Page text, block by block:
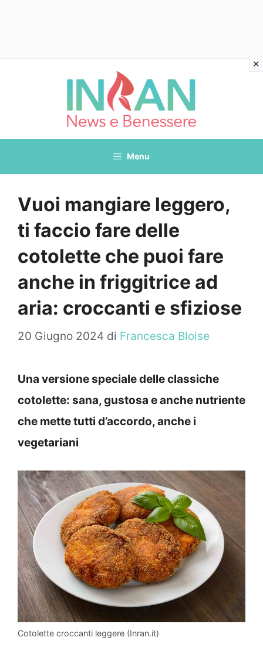
Menu
Vuoi mangiare leggero,
ti faccio fare delle
cotolette che puoi fare
anche in friggitrice ad
aria: croccanti e sfiziose
20 Giugno 2024 di Francesca Bloise
Una versione speciale delle classiche
cotolette: sana, gustosa e anche nutriente
che mette tutti d’accordo, anche i
vegetariani
Cotolette croccanti leggere (Inran.it)